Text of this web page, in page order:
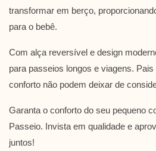
transformar em berço,
para o bebê.
Com alça reversível e design
para passeios longos e viagens.
conforto não podem deixar de
Garanta o conforto do seu pequeno
Passeio. Invista em qualidade e
juntos!